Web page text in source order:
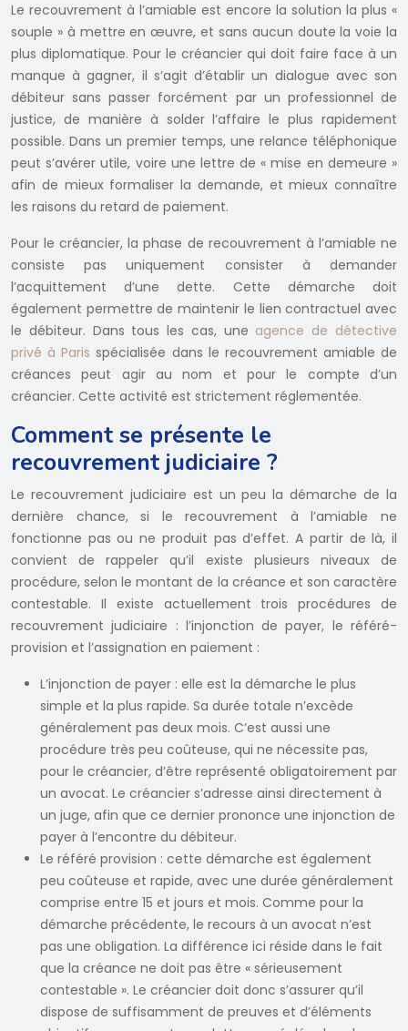
Le recouvrement à l’amiable est encore la solution la plus «
souple » à mettre en œuvre, et sans aucun doute la voie la
plus diplomatique. Pour le créancier qui doit faire face à un
manque à gagner, il s’agit d’établir un dialogue avec son
débiteur sans passer forcément par un professionnel de
justice, de manière à solder l’affaire le plus rapidement
possible. Dans un premier temps, une relance téléphonique
peut s’avérer utile, voire une lettre de « mise en demeure »
afin de mieux formaliser la demande, et mieux connaître
les raisons du retard de paiement.
Pour le créancier, la phase de recouvrement à l’amiable ne
consiste pas uniquement consister à demander
l’acquittement d’une dette. Cette démarche doit
également permettre de maintenir le lien contractuel avec
le débiteur. Dans tous les cas, une agence de détective
privé à Paris spécialisée dans le recouvrement amiable de
créances peut agir au nom et pour le compte d’un
créancier. Cette activité est strictement réglementée.
Comment se présente le
recouvrement judiciaire ?
Le recouvrement judiciaire est un peu la démarche de la
dernière chance, si le recouvrement à l’amiable ne
fonctionne pas ou ne produit pas d’effet. A partir de là, il
convient de rappeler qu’il existe plusieurs niveaux de
procédure, selon le montant de la créance et son caractère
contestable. Il existe actuellement trois procédures de
recouvrement judiciaire : l’injonction de payer, le référé-
provision et l’assignation en paiement :
L’injonction de payer : elle est la démarche le plus
simple et la plus rapide. Sa durée totale n’excède
généralement pas deux mois. C’est aussi une
procédure très peu coûteuse, qui ne nécessite pas,
pour le créancier, d’être représenté obligatoirement par
un avocat. Le créancier s’adresse ainsi directement à
un juge, afin que ce dernier prononce une injonction de
payer à l’encontre du débiteur.
Le référé provision : cette démarche est également
peu coûteuse et rapide, avec une durée généralement
comprise entre 15 et jours et mois. Comme pour la
démarche précédente, le recours à un avocat n’est
pas une obligation. La différence ici réside dans le fait
que la créance ne doit pas être « sérieusement
contestable ». Le créancier doit donc s’assurer qu’il
dispose de suffisamment de preuves et d’éléments